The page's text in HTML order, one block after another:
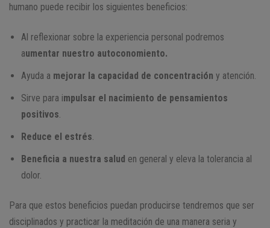
humano puede recibir los siguientes beneficios:
Al reflexionar sobre la experiencia personal podremos
aumentar nuestro autoconomiento.
Ayuda a mejorar la capacidad de concentración y atención.
Sirve para impulsar el nacimiento de pensamientos
positivos
Reduce el estrés
Beneficia a nuestra salud en general y eleva la tolerancia al
dolor.
Para que estos beneficios puedan producirse tendremos que ser
disciplinados y practicar la meditación de una manera seria y